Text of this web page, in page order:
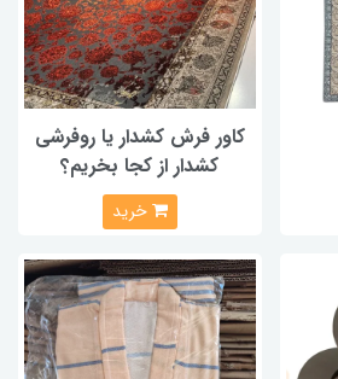
کاور فرش کشدار یا روفرشی
کشدار از کجا بخریم؟
خرید